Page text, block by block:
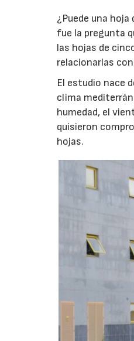
¿Puede una
fue la pregunta
las hojas de
relacionarlas
El estudio nace
clima
humedad, el
quisieron
hojas.